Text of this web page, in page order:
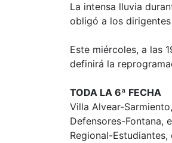
La intensa lluvia
obligó a los
Este miércoles, a las
definirá la
TODA LA 6ª FECHA
Villa Alvear-
Defensores-Fontana,
Regional-Estudiantes,